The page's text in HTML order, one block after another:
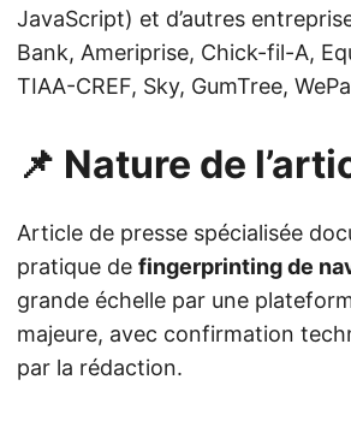
JavaScript) et d’autres
Bank, Ameriprise, Chick-fil-A,
TIAA-CREF, Sky, GumTree,
📌 Nature de
Article de presse spécialisée
pratique de fingerprinting de
grande échelle par une
majeure, avec confirmation
par la rédaction.